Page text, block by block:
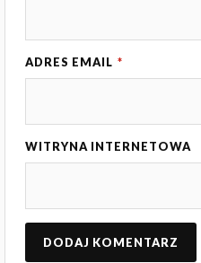
ADRES EMAIL *
WITRYNA INTERNETOWA